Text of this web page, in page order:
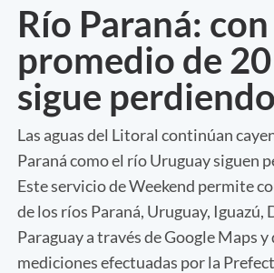
Río Paraná:
promedio de
sigue
Las aguas del Litoral continúan
Paraná como el río Uruguay siguen
Este servicio de Weekend permite
de los ríos Paraná, Uruguay, Iguazú,
Paraguay a través de Google Maps y
mediciones efectuadas por la